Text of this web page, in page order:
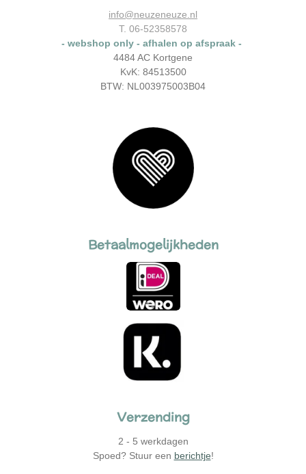
o
k
r
a
m
info@neuzeneuze.nl
T. 06-52358578
- webshop only - afhalen op afspraak -
4484 AC Kortgene
KvK: 84513500
BTW: NL003975003B04
Betaalmogelijkheden
Verzending
2 - 5 werkdagen
Spoed? Stuur een berichtje!